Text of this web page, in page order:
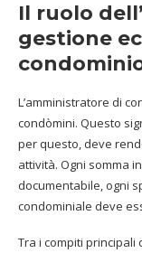
Il ruolo
gestione
L’amministratore di
condòmini. Questo
per questo, deve
attività. Ogni somma
documentabile, ogni
condominiale deve
Tra i compiti principali